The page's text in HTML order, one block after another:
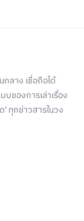
กลาง เชื่อถือได้
บของการเล่าเรื่อง
' ทุกข่าวสารในวง